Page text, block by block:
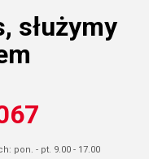
służymy
pon. - pt. 9.00 - 17.00